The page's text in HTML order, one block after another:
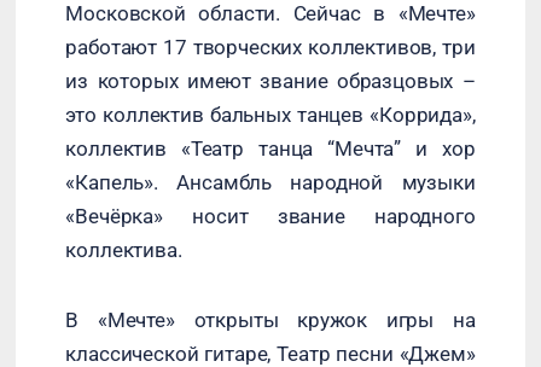
Московской области. Сейчас в «Мечте»
работают 17 творческих коллективов, три
из которых имеют звание образцовых –
это коллектив бальных танцев «Коррида»,
коллектив «Театр танца “Мечта” и хор
«Капель». Ансамбль народной музыки
«Вечёрка» носит звание народного
коллектива.
В «Мечте» открыты кружок игры на
классической гитаре, Театр песни «Джем»